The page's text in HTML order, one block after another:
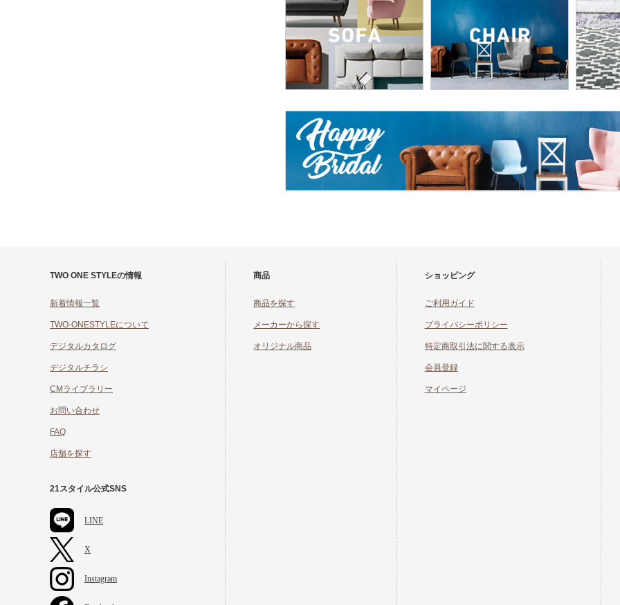
TWO ONE STYLEの情報
新着情報一覧
TWO-ONESTYLEについて
デジタルカタログ
デジタルチラシ
CMライブラリー
お問い合わせ
FAQ
店舗を探す
21スタイル公式SNS
LINE
X
Instagram
商品
商品を探す
メーカーから探す
オリジナル商品
ショッピング
ご利用ガイド
プライバシーポリシー
特定商取引法に関する表示
会員登録
マイページ